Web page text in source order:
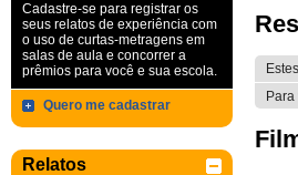
Cadastre-se para registrar os
seus relatos de experiência com
o uso de curtas-metragens em
salas de aula e concorrer a
prêmios para você e sua escola.
Quero me cadastrar
Relatos